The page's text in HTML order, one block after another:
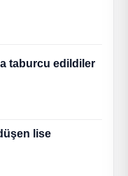
taburcu edildiler
lise